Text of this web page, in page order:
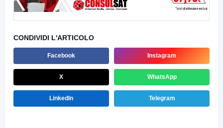
CONDIVIDI L'ARTICOLO
Facebook Instagram
X WhatsApp
LinkedIn Telegram